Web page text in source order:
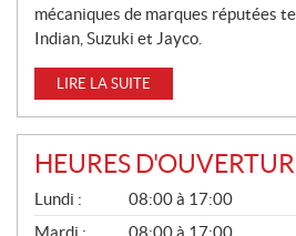
mécaniques de marques réputées
Indian, Suzuki et Jayco.
LIRE LA SUITE
HEURES
G
É
N
Lundi :
08:00 à 17:00
Mardi :
08:00 à 17:00